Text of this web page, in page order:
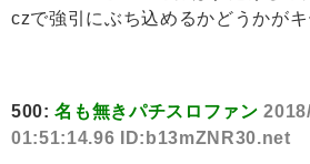
czで強引にぶち込めるかどうかが
500:名も無きパチスロファン
01:51:14.96 ID:b13mZNR30.net